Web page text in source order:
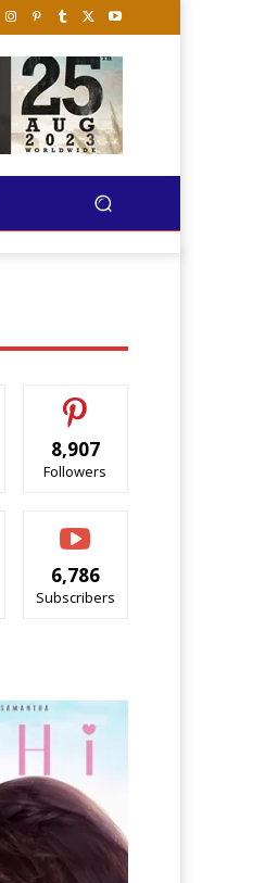
8,907
Followers
6,786
Subscribers